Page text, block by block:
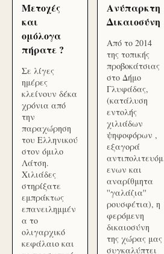
Μετοχές
και
ομόλογα
πήρατε ?
Σε λίγες
ημέρες
κλείνουν δέκα
χρόνια από
την
παραχώρηση
του Ελληνικού
στον όμιλο
Λάτση.
Χιλιάδες
στηρίξατε
εμπράκτως
επανειλημμέν
α το
ολιγαρχικό
κεφάλαιο και
Ανύπαρκτη
Δικαιοσύνη
Από το 2014
της τοπικής
προβοκάτσιας
στο Δήμο
Γλυφάδας,
(κατάλυση
εντολής
χιλιάδων
ψηφοφόρων ,
εξαγορά
αντιπολιτευόμ
ενων και
αναρίθμητα
''γαλάζια''
ρουσφέτια), η
φερόμενη
δικαιοσύνη
της χώρας μας
συγκαλύπτει